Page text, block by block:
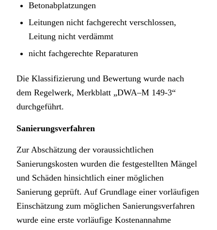
Betonabplatzungen
Leitungen nicht fachgerecht verschlossen,
Leitung nicht verdämmt
nicht fachgerechte Reparaturen
Die Klassifizierung und Bewertung wurde nach
dem Regelwerk, Merkblatt „DWA–M 149-3“
durchgeführt.
Sanierungsverfahren
Zur Abschätzung der voraussichtlichen
Sanierungskosten wurden die festgestellten Mängel
und Schäden hinsichtlich einer möglichen
Sanierung geprüft. Auf Grundlage einer vorläufigen
Einschätzung zum möglichen Sanierungsverfahren
wurde eine erste vorläufige Kostenannahme